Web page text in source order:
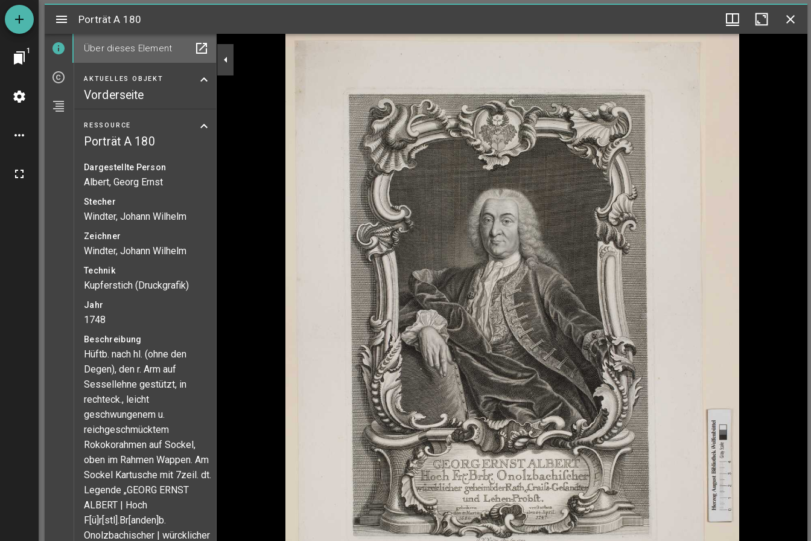
1
Mirador
Porträt A 180
Über dieses Element
AKTUELLES OBJEKT
Vorderseite
RESSOURCE
Porträt A 180
Dargestellte Person
Albert, Georg Ernst
Stecher
Windter, Johann Wilhelm
Zeichner
Windter, Johann Wilhelm
Technik
Kupferstich (Druckgrafik)
Jahr
1748
Beschreibung
Hüftb. nach hl. (ohne den
Degen), den r. Arm auf
Sessellehne gestützt, in
rechteck., leicht
geschwungenem u.
reichgeschmücktem
Rokokorahmen auf Sockel,
oben im Rahmen Wappen. Am
Sockel Kartusche mit 7zeil. dt.
Legende „GEORG ERNST
ALBERT | Hoch
F[ü]r[stl].Br[anden]b.
Onolzbachischer | würcklicher
Porträt A 180